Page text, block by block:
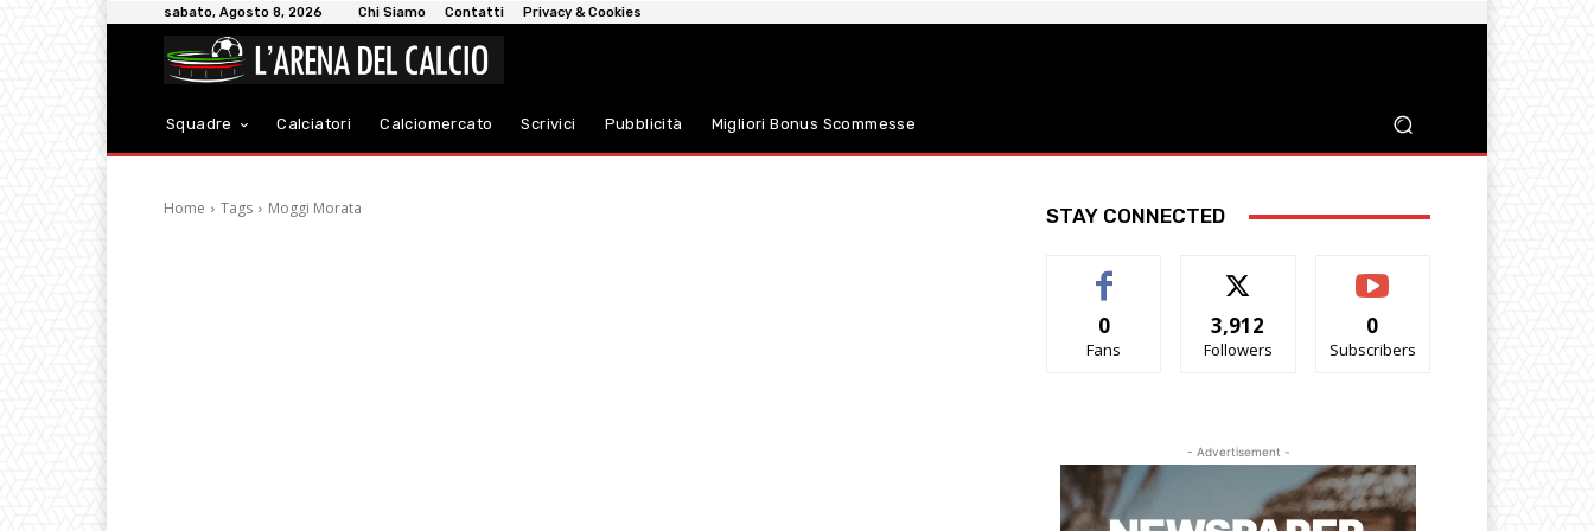
sabato, Agosto 8, 2026 Chi Siamo Contatti Privacy & Cookies
Squadre Calciatori Calciomercato Scrivici Pubblicità Migliori Bonus Scommesse
Home Tags Moggi Morata STAY CONNECTED
0
Fans
3,912
Followers
0
Subscribers
- Advertisement -